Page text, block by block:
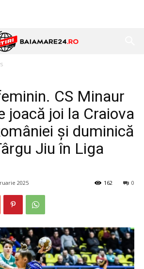
CS Minaur
joacă joi la Craiova
și duminică
Jiu în Liga
2025 0
162